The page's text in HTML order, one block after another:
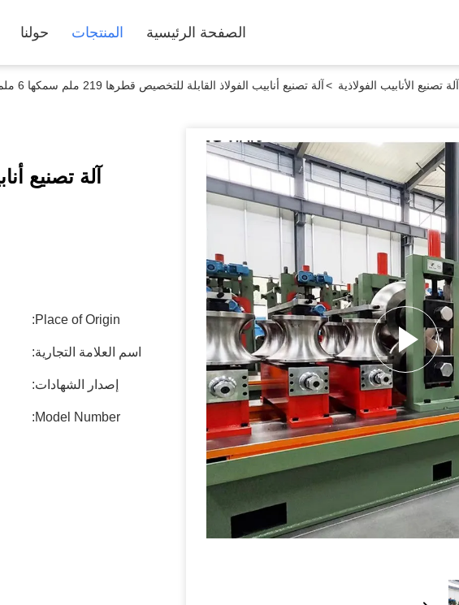
الصفحة الرئيسية المنتجات حولنا
آلة تصنيع الأنابيب الفولاذية >آلة تصنيع أنابيب الفولاذ القابلة للتخصيص قطرها 219 ملم سمكها 6 ملم
Place of Origin:
اسم العلامة التجارية:
إصدار الشهادات:
Model Number: